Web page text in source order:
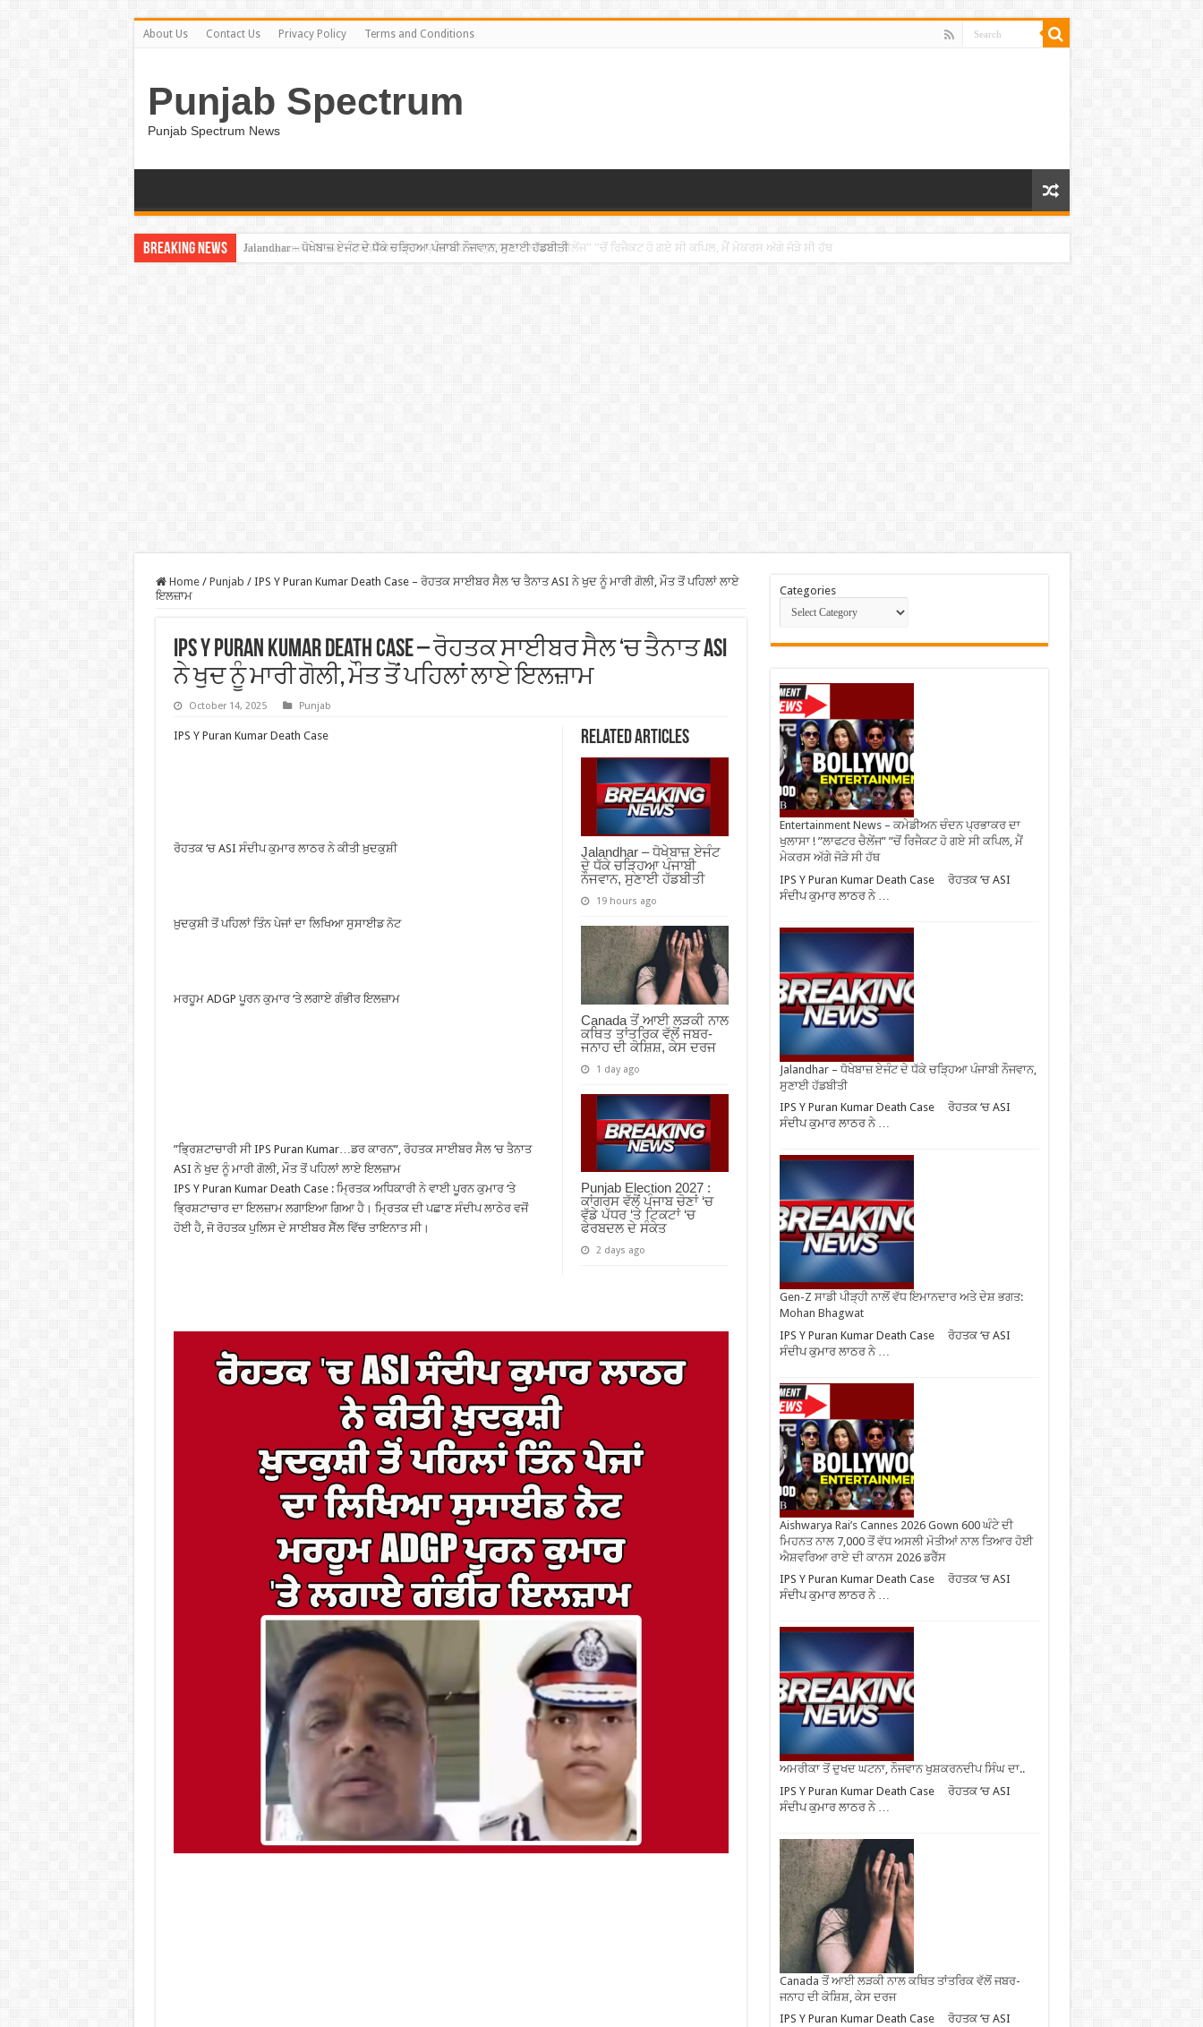
About Us Contact Us Privacy Policy Terms and Conditions
Punjab Spectrum
Punjab Spectrum News
Breaking News Jalandhar – ਧੋਖੇਬਾਜ਼ ਏਜੰਟ ਦੇ ਧੱਕੇ ਚੜ੍ਹਿਆ ਪੰਜਾਬੀ ਨੌਜਵਾਨ, ਸੁਣਾਈ ਹੱਡਬੀਤੀ
Home / Punjab / IPS Y Puran Kumar Death Case – ਰੋਹਤਕ ਸਾਈਬਰ ਸੈਲ ‘ਚ ਤੈਨਾਤ ASI ਨੇ ਖੁਦ ਨੂੰ ਮਾਰੀ ਗੋਲੀ, ਮੌਤ ਤੋਂ ਪਹਿਲਾਂ ਲਾਏ
ਇਲਜ਼ਾਮ
IPS Y Puran Kumar Death Case – ਰੋਹਤਕ ਸਾਈਬਰ ਸੈਲ ‘ਚ ਤੈਨਾਤ ASI
ਨੇ ਖੁਦ ਨੂੰ ਮਾਰੀ ਗੋਲੀ, ਮੌਤ ਤੋਂ ਪਹਿਲਾਂ ਲਾਏ ਇਲਜ਼ਾਮ
October 14, 2025 Punjab
Related Articles
Jalandhar – ਧੋਖੇਬਾਜ਼ ਏਜੰਟ
ਦੇ ਧੱਕੇ ਚੜ੍ਹਿਆ ਪੰਜਾਬੀ
ਨੌਜਵਾਨ, ਸੁਣਾਈ ਹੱਡਬੀਤੀ
19 hours ago
Canada ਤੋਂ ਆਈ ਲੜਕੀ ਨਾਲ
ਕਥਿਤ ਤਾਂਤਰਿਕ ਵੱਲੋਂ ਜਬਰ-
ਜਨਾਹ ਦੀ ਕੋਸ਼ਿਸ਼, ਕੇਸ ਦਰਜ
1 day ago
Punjab Election 2027 :
ਕਾਂਗਰਸ ਵੱਲੋਂ ਪੰਜਾਬ ਚੋਣਾਂ ‘ਚ
ਵੱਡੇ ਪੱਧਰ ‘ਤੇ ਟਿਕਟਾਂ ‘ਚ
ਫੇਰਬਦਲ ਦੇ ਸੰਕੇਤ
2 days ago
IPS Y Puran Kumar Death Case
ਰੋਹਤਕ ‘ਚ ASI ਸੰਦੀਪ ਕੁਮਾਰ ਲਾਠਰ ਨੇ ਕੀਤੀ ਖ਼ੁਦਕੁਸ਼ੀ
ਖ਼ੁਦਕੁਸ਼ੀ ਤੋਂ ਪਹਿਲਾਂ ਤਿੰਨ ਪੇਜਾਂ ਦਾ ਲਿਖਿਆ ਸੁਸਾਈਡ ਨੋਟ
ਮਰਹੂਮ ADGP ਪੂਰਨ ਕੁਮਾਰ ‘ਤੇ ਲਗਾਏ ਗੰਭੀਰ ਇਲਜ਼ਾਮ
”ਭ੍ਰਿਸ਼ਟਾਚਾਰੀ ਸੀ IPS Puran Kumar…ਡਰ ਕਾਰਨ”, ਰੋਹਤਕ ਸਾਈਬਰ ਸੈਲ ‘ਚ ਤੈਨਾਤ
ASI ਨੇ ਖੁਦ ਨੂੰ ਮਾਰੀ ਗੋਲੀ, ਮੌਤ ਤੋਂ ਪਹਿਲਾਂ ਲਾਏ ਇਲਜ਼ਾਮ
IPS Y Puran Kumar Death Case : ਮ੍ਰਿਤਕ ਅਧਿਕਾਰੀ ਨੇ ਵਾਈ ਪੂਰਨ ਕੁਮਾਰ ‘ਤੇ
ਭ੍ਰਿਸ਼ਟਾਚਾਰ ਦਾ ਇਲਜ਼ਾਮ ਲਗਾਇਆ ਗਿਆ ਹੈ। ਮ੍ਰਿਤਕ ਦੀ ਪਛਾਣ ਸੰਦੀਪ ਲਾਠੇਰ ਵਜੋਂ
ਹੋਈ ਹੈ, ਜੋ ਰੋਹਤਕ ਪੁਲਿਸ ਦੇ ਸਾਈਬਰ ਸੈੱਲ ਵਿੱਚ ਤਾਇਨਾਤ ਸੀ।
Categories
Entertainment News – ਕਮੇਡੀਅਨ ਚੰਦਨ ਪ੍ਰਭਾਕਰ ਦਾ
ਖੁਲਾਸਾ ! ”ਲਾਫਟਰ ਚੈਲੇਂਜ” ”ਚੋਂ ਰਿਜੈਕਟ ਹੋ ਗਏ ਸੀ ਕਪਿਲ, ਮੈਂ
ਮੇਕਰਸ ਅੱਗੇ ਜੋੜੇ ਸੀ ਹੱਥ
IPS Y Puran Kumar Death Case ਰੋਹਤਕ ‘ਚ ASI
ਸੰਦੀਪ ਕੁਮਾਰ ਲਾਠਰ ਨੇ …
Jalandhar – ਧੋਖੇਬਾਜ਼ ਏਜੰਟ ਦੇ ਧੱਕੇ ਚੜ੍ਹਿਆ ਪੰਜਾਬੀ ਨੌਜਵਾਨ,
ਸੁਣਾਈ ਹੱਡਬੀਤੀ
IPS Y Puran Kumar Death Case ਰੋਹਤਕ ‘ਚ ASI
ਸੰਦੀਪ ਕੁਮਾਰ ਲਾਠਰ ਨੇ …
Gen-Z ਸਾਡੀ ਪੀੜ੍ਹੀ ਨਾਲੋਂ ਵੱਧ ਇਮਾਨਦਾਰ ਅਤੇ ਦੇਸ਼ ਭਗਤ:
Mohan Bhagwat
IPS Y Puran Kumar Death Case ਰੋਹਤਕ ‘ਚ ASI
ਸੰਦੀਪ ਕੁਮਾਰ ਲਾਠਰ ਨੇ …
Aishwarya Rai’s Cannes 2026 Gown 600 ਘੰਟੇ ਦੀ
ਮਿਹਨਤ ਨਾਲ 7,000 ਤੋਂ ਵੱਧ ਅਸਲੀ ਮੋਤੀਆਂ ਨਾਲ ਤਿਆਰ ਹੋਈ
ਐਸ਼ਵਰਿਆ ਰਾਏ ਦੀ ਕਾਨਸ 2026 ਡਰੈੱਸ
IPS Y Puran Kumar Death Case ਰੋਹਤਕ ‘ਚ ASI
ਸੰਦੀਪ ਕੁਮਾਰ ਲਾਠਰ ਨੇ …
ਅਮਰੀਕਾ ਤੋਂ ਦੁਖਦ ਘਟਨਾ, ਨੌਜਵਾਨ ਖੁਸ਼ਕਰਨਦੀਪ ਸਿੰਘ ਦਾ..
IPS Y Puran Kumar Death Case ਰੋਹਤਕ ‘ਚ ASI
ਸੰਦੀਪ ਕੁਮਾਰ ਲਾਠਰ ਨੇ …
Canada ਤੋਂ ਆਈ ਲੜਕੀ ਨਾਲ ਕਥਿਤ ਤਾਂਤਰਿਕ ਵੱਲੋਂ ਜਬਰ-
ਜਨਾਹ ਦੀ ਕੋਸ਼ਿਸ਼, ਕੇਸ ਦਰਜ
IPS Y Puran Kumar Death Case ਰੋਹਤਕ ‘ਚ ASI